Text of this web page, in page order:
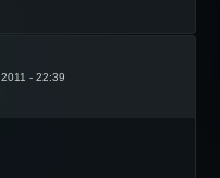
- 22:39